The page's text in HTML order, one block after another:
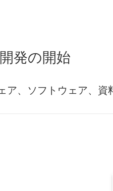
発の開始
ア、ソフトウェア、資